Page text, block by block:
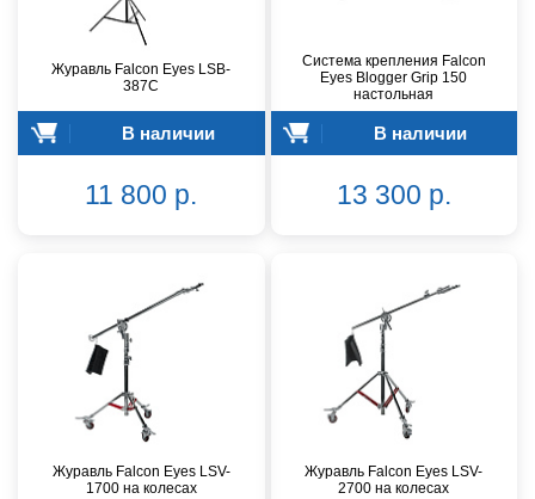
Журавль Falcon Eyes LSB-
387C
В наличии
11 800 р.
Система крепления Falcon
Eyes Blogger Grip 150
настольная
В наличии
13 300 р.
Журавль Falcon Eyes LSV-
1700 на колесах
Журавль Falcon Eyes LSV-
2700 на колесах